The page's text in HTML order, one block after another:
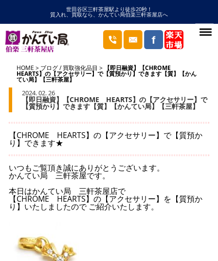
世田谷区三軒茶屋駅より徒歩20秒！
質入れ、買取なら、かんてい局伯楽三軒茶屋店へ
HOME ブログ/買取強化品目 【即日融資】【CHROME
HEARTS】の【アクセサリー】で【質預かり】できます【質】【かん
てい局】【三軒茶屋】
2024. 02. 26
【即日融資】【CHROME HEARTS】の【アクセサリー】で
【質預かり】できます【質】【かんてい局】【三軒茶屋】
【CHROME HEARTS】の【アクセサリー】で【質預か
り】できます★
いつもご覧頂き誠にありがとうございます。
かんてい局 三軒茶屋です。
本日はかんてい局 三軒茶屋店で
【CHROME HEARTS】の【アクセサリー】を【質預か
り】いたしましたので ご紹介いたします。